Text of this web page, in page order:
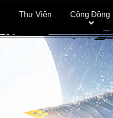
Thư Viện Cộng Đồng